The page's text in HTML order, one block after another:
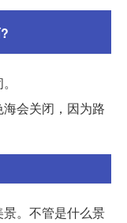
会关闭，因为路
。不管是什么景